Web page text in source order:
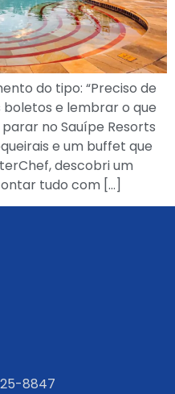
do tipo: “Preciso de
e lembrar o que
parar no Sauípe Resorts
e um buffet que
descobri um
tudo com […]
8847